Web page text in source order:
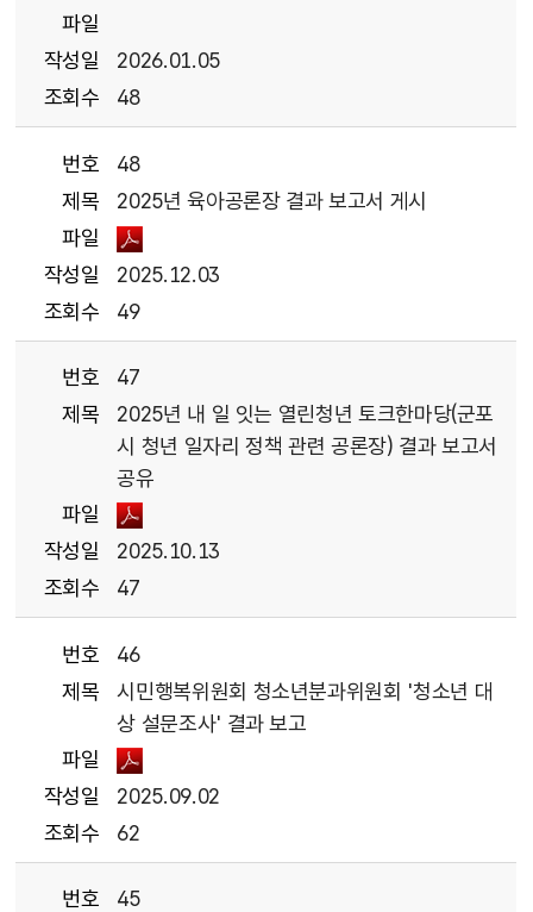
파일
작성일
2026.01.05
조회수
48
번호
48
제목
2025년 육아공론장 결과 보고서 게시
파일
작성일
2025.12.03
조회수
49
번호
47
제목
2025년 내 일 잇는 열린청년 토크한마당(군포
시 청년 일자리 정책 관련 공론장) 결과 보고서
공유
파일
작성일
2025.10.13
조회수
47
번호
46
제목
시민행복위원회 청소년분과위원회 '청소년 대
상 설문조사' 결과 보고
파일
작성일
2025.09.02
조회수
62
번호
45